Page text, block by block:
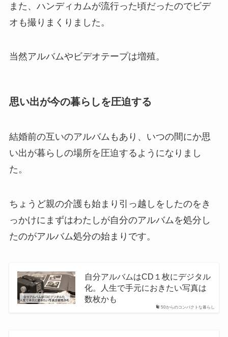
また、ハンディカムが流行った頃だったのでビデ
オも撮りまくりました。
当然アルバムやビデオテープは増殖。
思い出が今の暮らしを圧迫する
結婚前の互いのアルバムもあり、いつの間にか思
い出が暮らしの場所を圧迫するようになりまし
た。
ちょうど親の介護も始まり引っ越しをしたのをき
っかけにまずはわたしが自分のアルバムを処分し
たのがアルバム処分の始まりです。
50からのコンパクトな暮らし
自分アルバムはCD１枚にデジタル
化。人生で手元におきたい写真は
数枚かも